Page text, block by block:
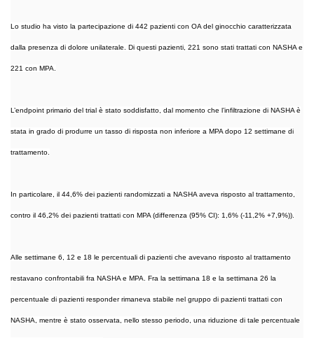
Lo studio ha visto la partecipazione di 442 pazienti con OA del ginocchio caratterizzata
dalla presenza di dolore unilaterale. Di questi pazienti, 221 sono stati trattati con NASHA e
221 con MPA.
L’endpoint primario del trial è stato soddisfatto, dal momento che l’infiltrazione di NASHA è
stata in grado di produrre un tasso di risposta non inferiore a MPA dopo 12 settimane di
trattamento.
In particolare, il 44,6% dei pazienti randomizzati a NASHA aveva risposto al trattamento,
contro il 46,2% dei pazienti trattati con MPA (differenza (95% CI): 1,6% (-11,2% +7,9%)).
Alle settimane 6, 12 e 18 le percentuali di pazienti che avevano risposto al trattamento
restavano confrontabili fra NASHA e MPA. Fra la settimana 18 e la settimana 26 la
percentuale di pazienti responder rimaneva stabile nel gruppo di pazienti trattati con
NASHA, mentre è stato osservata, nello stesso periodo, una riduzione di tale percentuale